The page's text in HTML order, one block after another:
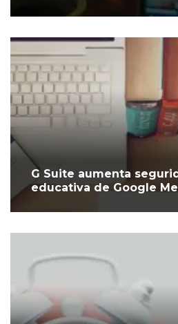
G Suite aumenta
educativa de Google